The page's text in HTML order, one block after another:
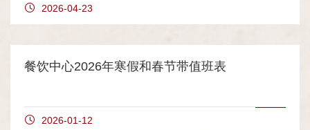
2026-04-23
餐饮中心2026年寒假和春节带值班表
2026-01-12